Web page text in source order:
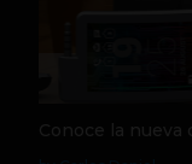
Conoce la